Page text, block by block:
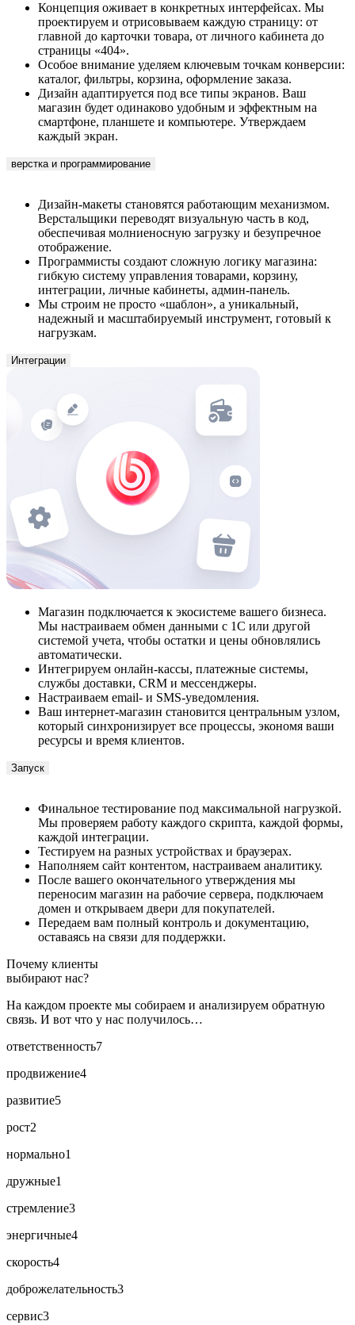
Концепция оживает в конкретных интерфейсах. Мы
проектируем и отрисовываем каждую страницу: от
главной до карточки товара, от личного кабинета до
страницы «404».
Особое внимание уделяем ключевым точкам конверсии:
каталог, фильтры, корзина, оформление заказа.
Дизайн адаптируется под все типы экранов. Ваш
магазин будет одинаково удобным и эффектным на
смартфоне, планшете и компьютере. Утверждаем
каждый экран.
верстка и программирование
Дизайн-макеты становятся работающим механизмом.
Верстальщики переводят визуальную часть в код,
обеспечивая молниеносную загрузку и безупречное
отображение.
Программисты создают сложную логику магазина:
гибкую систему управления товарами, корзину,
интеграции, личные кабинеты, админ-панель.
Мы строим не просто «шаблон», а уникальный,
надежный и масштабируемый инструмент, готовый к
нагрузкам.
Интеграции
Магазин подключается к экосистеме вашего бизнеса.
Мы настраиваем обмен данными с 1С или другой
системой учета, чтобы остатки и цены обновлялись
автоматически.
Интегрируем онлайн-кассы, платежные системы,
службы доставки, CRM и мессенджеры.
Настраиваем email- и SMS-уведомления.
Ваш интернет-магазин становится центральным узлом,
который синхронизирует все процессы, экономя ваши
ресурсы и время клиентов.
Запуск
Финальное тестирование под максимальной нагрузкой.
Мы проверяем работу каждого скрипта, каждой формы,
каждой интеграции.
Тестируем на разных устройствах и браузерах.
Наполняем сайт контентом, настраиваем аналитику.
После вашего окончательного утверждения мы
переносим магазин на рабочие сервера, подключаем
домен и открываем двери для покупателей.
Передаем вам полный контроль и документацию,
оставаясь на связи для поддержки.
Почему клиенты
выбирают нас?
На каждом проекте мы собираем и анализируем обратную
связь. И вот что у нас получилось…
ответственность7
продвижение4
развитие5
рост2
нормально1
дружные1
стремление3
энергичные4
скорость4
доброжелательность3
сервис3